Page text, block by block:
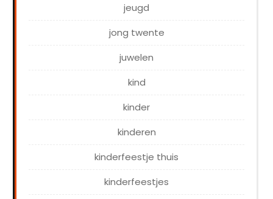
jeugd
jong twente
juwelen
kind
kinder
kinderen
kinderfeestje thuis
kinderfeestjes